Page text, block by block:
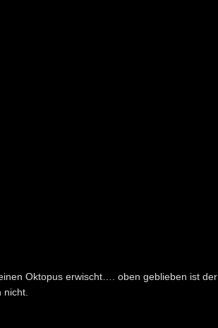
Oktopus erwischt…. oben geblieben ist der